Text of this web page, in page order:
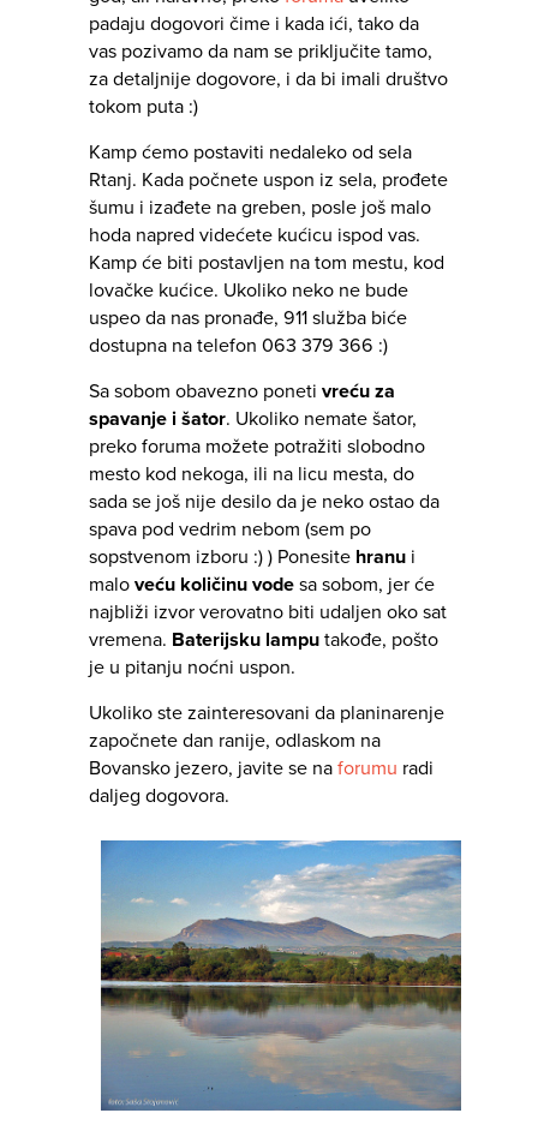
padaju dogovori čime i kada ići, tako da
vas pozivamo da nam se priključite tamo,
za detaljnije dogovore, i da bi imali društvo
tokom puta :)
Kamp ćemo postaviti nedaleko od sela
Rtanj. Kada počnete uspon iz sela, prođete
šumu i izađete na greben, posle još malo
hoda napred videćete kućicu ispod vas.
Kamp će biti postavljen na tom mestu, kod
lovačke kućice. Ukoliko neko ne bude
uspeo da nas pronađe, 911 služba biće
dostupna na telefon 063 379 366 :)
Sa sobom obavezno poneti vreću za
spavanje i šator. Ukoliko nemate šator,
preko foruma možete potražiti slobodno
mesto kod nekoga, ili na licu mesta, do
sada se još nije desilo da je neko ostao da
spava pod vedrim nebom (sem po
sopstvenom izboru :) ) Ponesite hranu i
malo veću količinu vode sa sobom, jer će
najbliži izvor verovatno biti udaljen oko sat
vremena. Baterijsku lampu takođe, pošto
je u pitanju noćni uspon.
Ukoliko ste zainteresovani da planinarenje
započnete dan ranije, odlaskom na
Bovansko jezero, javite se na forumu radi
daljeg dogovora.